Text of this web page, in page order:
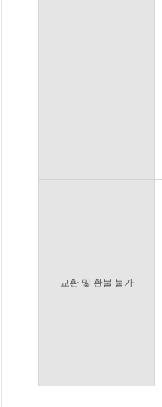
교환 및 환불 불가